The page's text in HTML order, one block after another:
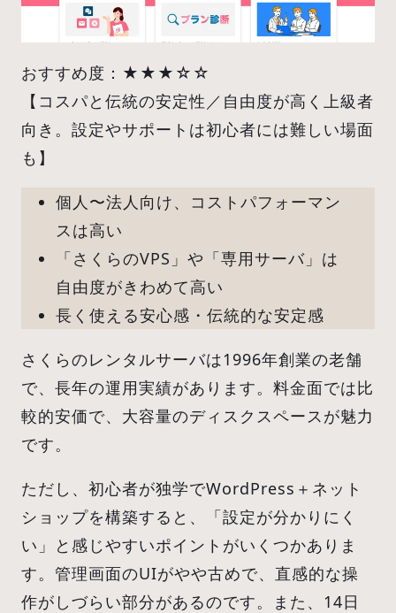
おすすめ度：★★★☆☆
【コスパと伝統の安定性／自由度が高く上級者
向き。設定やサポートは初心者には難しい場面
も】
個人〜法人向け、コストパフォーマン
スは高い
「さくらのVPS」や「専用サーバ」は
自由度がきわめて高い
長く使える安心感・伝統的な安定感
さくらのレンタルサーバは1996年創業の老舗
で、長年の運用実績があります。料金面では比
較的安価で、大容量のディスクスペースが魅力
です。
ただし、初心者が独学でWordPress＋ネット
ショップを構築すると、「設定が分かりにく
い」と感じやすいポイントがいくつかありま
す。管理画面のUIがやや古めで、直感的な操
作がしづらい部分があるのです。また、14日